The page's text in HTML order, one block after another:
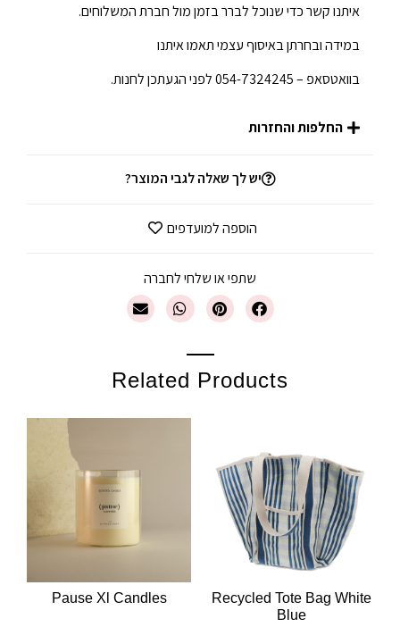
איתנו קשר כדי שנוכל לברר בזמן מול חברת המשלוחים.
במידה ובחרתן באיסוף עצמי תאמו איתנו
בוואטסאפ – 054-7324245 לפני הגעתכן לחנות.
החלפות והחזרות
יש לך שאלה לגבי המוצר?
הוספה למועדפים
שתפי או שלחי לחברה
Related Products
Recycled Tote Bag White
Blue
Pause Xl Candles